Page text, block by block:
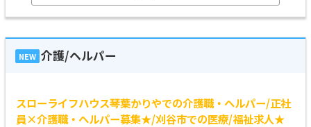
NEW 介護/ヘルパー
スローライフハウス琴葉かりやでの介護職・ヘルパー/正社
員×介護職・ヘルパー募集★/刈谷市での医療/福祉求人★